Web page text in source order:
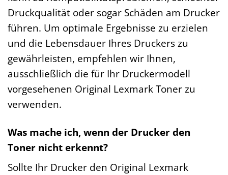
Druckqualität oder sogar Schäden am Drucker
führen. Um optimale Ergebnisse zu erzielen
und die Lebensdauer Ihres Druckers zu
gewährleisten, empfehlen wir Ihnen,
ausschließlich die für Ihr Druckermodell
vorgesehenen Original Lexmark Toner zu
verwenden.
Was mache ich, wenn der Drucker den
Toner nicht erkennt?
Sollte Ihr Drucker den Original Lexmark